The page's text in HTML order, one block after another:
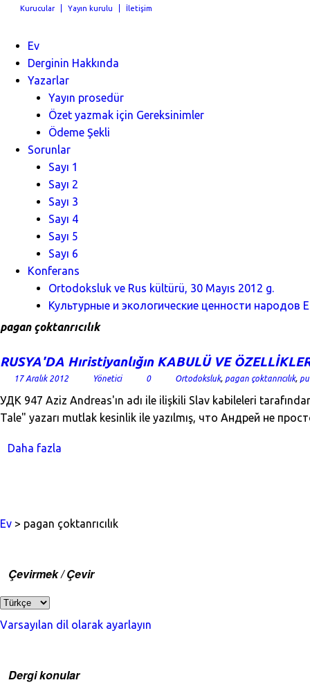
Kurucular Yayın kurulu İletişim
Ev
Derginin Hakkında
Yazarlar
Yayın prosedür
Özet yazmak için Gereksinimler
Ödeme Şekli
Sorunlar
Sayı 1
Sayı 2
Sayı 3
Sayı 4
Sayı 5
Sayı 6
Konferans
Ortodoksluk ve Rus kültürü, 30 Mayıs 2012 g.
Культурные и экологические ценности народов
pagan çoktanrıcılık
RUSYA'DA Hıristiyanlığın KABULÜ VE
17 Aralık 2012 Yönetici 0 Ortodoksluk, pagan çoktanrıcılık,
УДК 947 Aziz Andreas'ın adı ile ilişkili Slav kabileleri
Tale" yazarı mutlak kesinlik ile yazılmış, что Андрей не
Daha fazla
Ev > pagan çoktanrıcılık
Çevirmek / Çevir
Varsayılan dil olarak ayarlayın
Dergi konular